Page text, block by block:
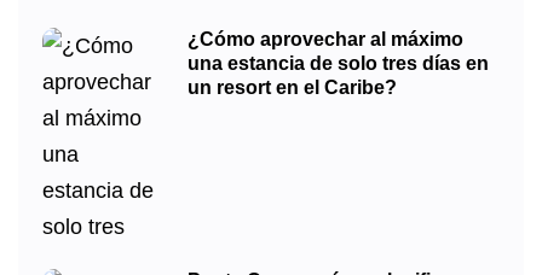
¿Cómo aprovechar al máximo
una estancia de solo tres días en
un resort en el Caribe?